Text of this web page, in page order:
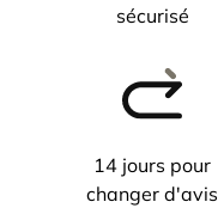
sécurisé
14 jours pour
changer d'avis